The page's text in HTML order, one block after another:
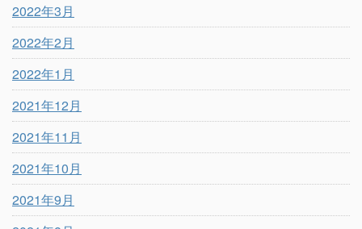
2022年3月
2022年2月
2022年1月
2021年12月
2021年11月
2021年10月
2021年9月